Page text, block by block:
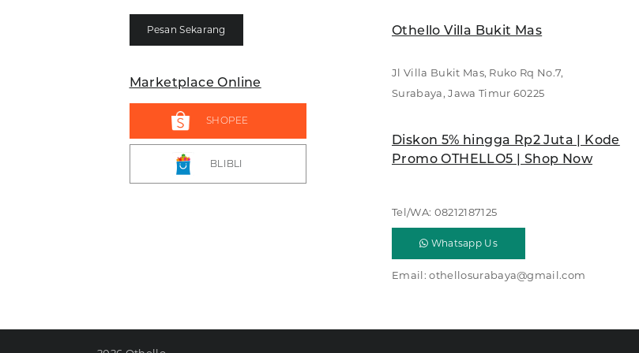
Pesan Sekarang
Marketplace Online
SHOPEE
BLIBLI
Othello Villa Bukit Mas
Jl Villa Bukit Mas, Ruko Rq No.7,
Surabaya, Jawa Timur 60225
Diskon 5% hingga Rp2 Juta | Kode
Promo OTHELLO5 | Shop Now
Tel/WA: 08212187125
Whatsapp Us
Email: othellosurabaya@gmail.com